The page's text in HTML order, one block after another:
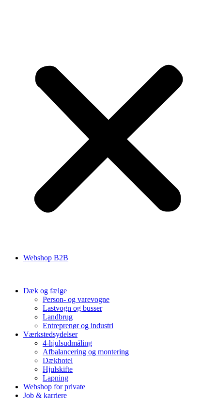
Webshop B2B
Dæk og fælge
Person- og varevogne
Lastvogn og busser
Landbrug
Entreprenør og industri
Værkstedsydelser
4-hjulsudmåling
Afbalancering og montering
Dækhotel
Hjulskifte
Lapning
Webshop for private
Job & karriere